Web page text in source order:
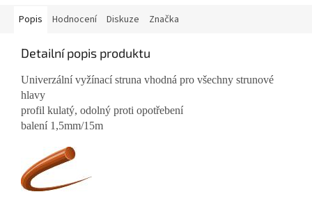
Popis Hodnocení Diskuze Značka
Detailní popis produktu
Univerzální vyžínací struna vhodná pro všechny strunové
hlavy
profil kulatý, odolný proti opotřebení
balení 1,5mm/15m